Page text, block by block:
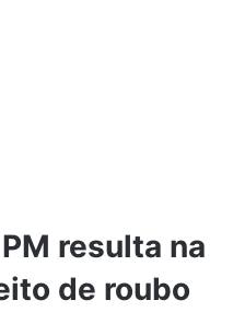
resulta na
de roubo